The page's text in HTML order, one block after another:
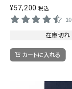
¥57,200 税込
在庫切れ
カートに入れる